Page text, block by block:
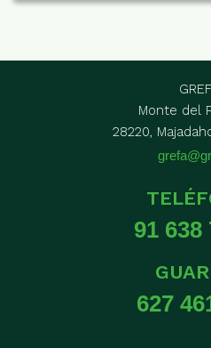
Monte del
28220,
91 638
627